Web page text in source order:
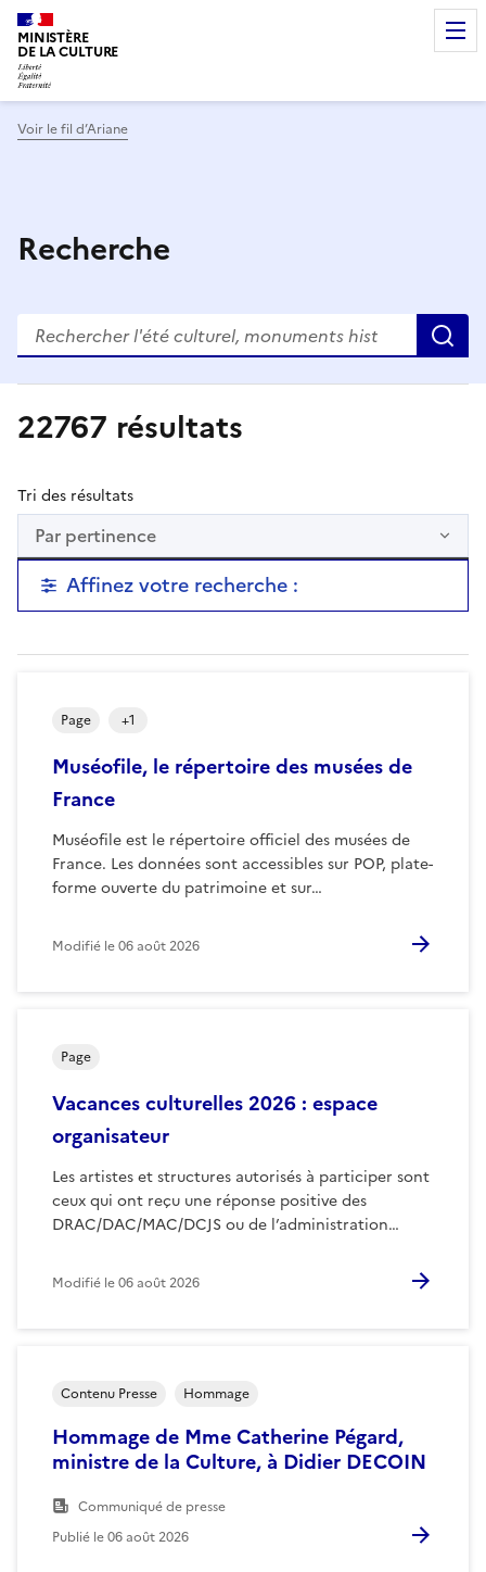
MINISTÈRE
DE LA CULTURE
Voir le fil d’Ariane
Recherche
22767 résultats
Tri des résultats
Par pertinence
Affinez votre recherche :
Muséofile, le répertoire des musées de
France
Muséofile est le répertoire officiel des musées de
France. Les données sont accessibles sur POP, plate-
forme ouverte du patrimoine et sur…
Page +1
Modifié le06 août 2026
Vacances culturelles 2026 : espace
organisateur
Les artistes et structures autorisés à participer sont
ceux qui ont reçu une réponse positive des
DRAC/DAC/MAC/DCJS ou de l’administration…
Page
Modifié le06 août 2026
Hommage de Mme Catherine Pégard,
ministre de la Culture, à Didier DECOIN
Contenu Presse Hommage
Communiqué de presse
Publié le06 août 2026